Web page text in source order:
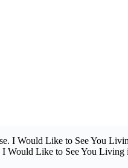
I Would Like to See You